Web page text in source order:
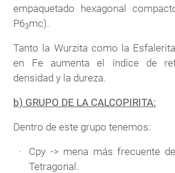
empaquetado hexagonal
P63mc).
Tanto la Wurzita como la
en Fe aumenta el índice de
densidad y la dureza.
b) GRUPO DE LA CALCOPIRITA:
Dentro de este grupo tenemos:
Cpy -> mena más frecuente
Tetragonal.